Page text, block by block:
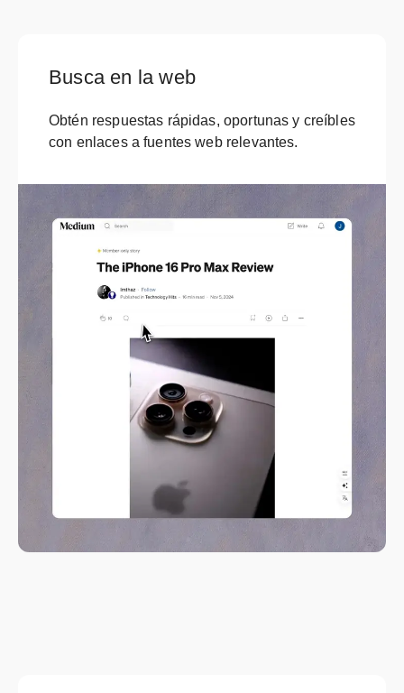
Busca en la web
Obtén respuestas rápidas, oportunas y creíbles
con enlaces a fuentes web relevantes.